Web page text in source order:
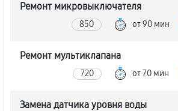
Ремонт микровыключателя
850 от 90 мин
Ремонт мультиклапана
720 от 70 мин
Замена датчика уровня воды